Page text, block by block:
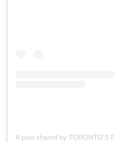
A post shared by TORONTO’S